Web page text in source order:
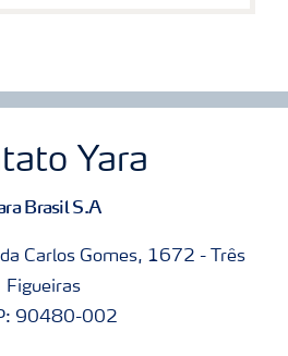
Yara
Brasil S.A
Carlos Gomes, 1672 - Três
Figueiras
90480-002